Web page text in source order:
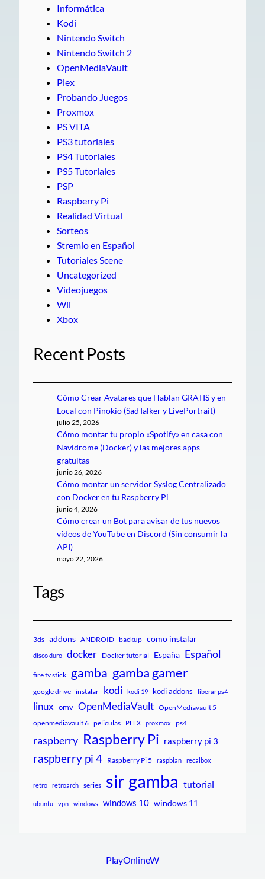
Informática
Kodi
Nintendo Switch
Nintendo Switch 2
OpenMediaVault
Plex
Probando Juegos
Proxmox
PS VITA
PS3 tutoriales
PS4 Tutoriales
PS5 Tutoriales
PSP
Raspberry Pi
Realidad Virtual
Sorteos
Stremio en Español
Tutoriales Scene
Uncategorized
Videojuegos
Wii
Xbox
Recent Posts
Cómo Crear Avatares que Hablan GRATIS y en
Local con Pinokio (SadTalker y LivePortrait)
julio 25, 2026
Cómo montar tu propio «Spotify» en casa con
Navidrome (Docker) y las mejores apps
gratuitas
junio 26, 2026
Cómo montar un servidor Syslog Centralizado
con Docker en tu Raspberry Pi
junio 4, 2026
Cómo crear un Bot para avisar de tus nuevos
vídeos de YouTube en Discord (Sin consumir la
API)
mayo 22, 2026
Tags
3ds addons ANDROID backup como instalar
disco duro docker Docker tutorial España Español
fire tv stick gamba gamba gamer
google drive instalar kodi kodi 19 kodi addons liberar ps4
linux omv OpenMediaVault OpenMediavault 5
openmediavault 6 peliculas PLEX proxmox ps4
raspberry Raspberry Pi raspberry pi 3
raspberry pi 4 Raspberry Pi 5 raspbian recalbox
retro retroarch series sir gamba tutorial
ubuntu vpn windows windows 10 windows 11
PlayOnlineW